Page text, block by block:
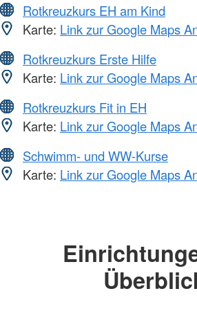
Rotkreuzkurs EH am Kind
Karte: Link zur Google Maps
Rotkreuzkurs Erste Hilfe
Karte: Link zur Google Maps
Rotkreuzkurs Fit in EH
Karte: Link zur Google Maps
Schwimm- und WW-Kurse
Karte: Link zur Google Maps